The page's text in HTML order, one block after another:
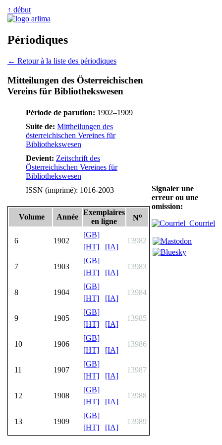
↑ début
Périodiques
← Retour à la liste des périodiques
Mitteilungen des Österreichischen
Vereins für Bibliothekswesen
Période de parution: 1902–1909
Suite de: Mittheilungen des
österreichischen Vereines für
Bibliothekswesen
Devient: Zeitschrift des
Österreichischen Vereines für
Bibliothekswesen
ISSN (imprimé): 1016-2003
Volume Année
Exemplaires
en ligne
No
6 1902
[GB]
[HT]
[IA]
13982
7 1903
[GB]
[HT]
[IA]
13983
8 1904
[GB]
[HT]
[IA]
13984
9 1905
[GB]
[HT]
[IA]
13985
10 1906
[GB]
[HT]
[IA]
13986
11 1907
[GB]
[HT]
[IA]
13987
12 1908
[GB]
[HT]
[IA]
13988
13 1909
[GB]
[HT]
[IA]
13989
Signaler une
erreur ou une
omission:
Courriel